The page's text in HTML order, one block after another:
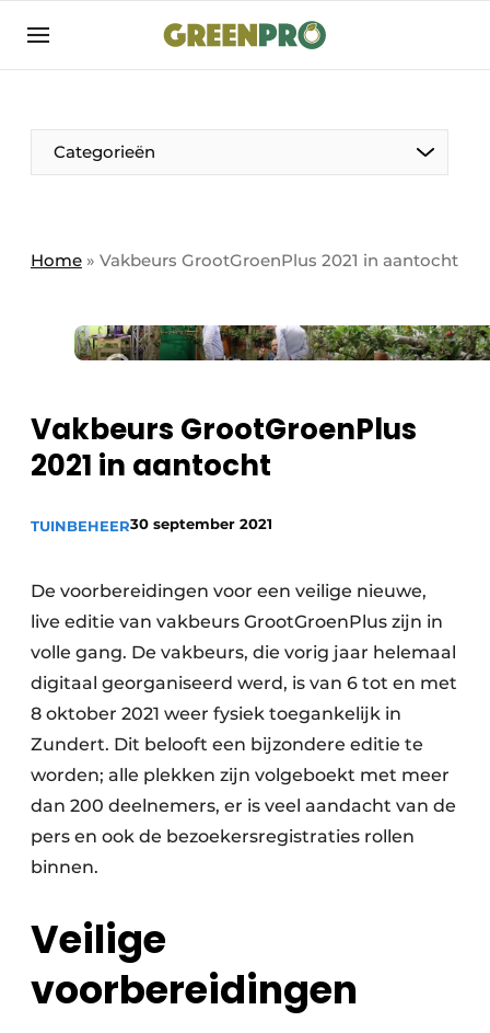
Aanmelden
Bedrijven
Bedrijven
Direct contact
GreenPro | Platform voor de tuin- en
groenprofessional
Nieuwsbrief
Podcasts
Vacature aanmelden
Categorieën
Home » Vakbeurs GrootGroenPlus 2021 in aantocht
Vakbeurs GrootGroenPlus
2021 in aantocht
TUINBEHEER30 september 2021
De voorbereidingen voor een veilige nieuwe,
live editie van vakbeurs GrootGroenPlus zijn in
volle gang. De vakbeurs, die vorig jaar helemaal
digitaal georganiseerd werd, is van 6 tot en met
8 oktober 2021 weer fysiek toegankelijk in
Zundert. Dit belooft een bijzondere editie te
worden; alle plekken zijn volgeboekt met meer
dan 200 deelnemers, er is veel aandacht van de
pers en ook de bezoekersregistraties rollen
binnen.
Veilige
voorbereidingen